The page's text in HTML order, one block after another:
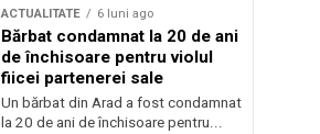
ACTUALITATE 6 luni ago
Bărbat condamnat la 20 de ani
de închisoare pentru violul
fiicei partenerei sale
Un bărbat din Arad a fost condamnat
la 20 de ani de închisoare pentru...